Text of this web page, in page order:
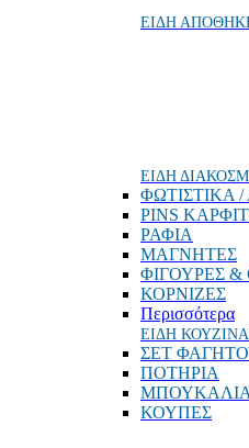
ΕΙΔΗ
ΕΙΔΗ
ΦΩΤΙΣΤΙΚΑ
PINS
ΡΑΦΙΑ
ΜΑΓΝΗΤΕΣ
ΦΙΓΟΥΡΕΣ &
ΚΟΡΝΙΖΕΣ
Περισσότερα
ΕΙΔΗ
ΣΕΤ
ΠΟΤΗΡΙΑ
ΜΠΟΥΚΑΛΙΑ
ΚΟΥΠΕΣ